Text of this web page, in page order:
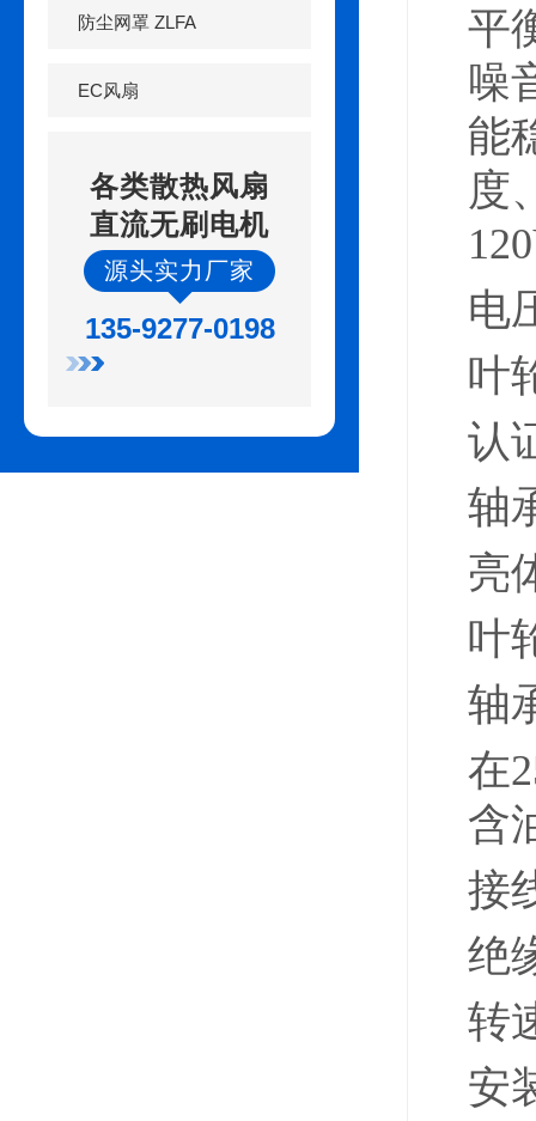
防尘网罩 ZLFA
EC风扇
各类散热风扇
直流无刷电机
源头实力厂家
135-9277-0198
平
噪
能
度
电
叶
认
轴
亮
叶
轴
在
含
接
绝
转
安